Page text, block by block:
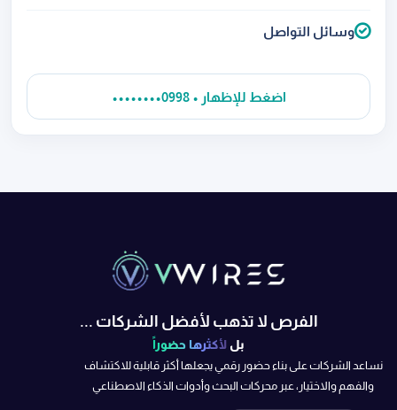
وسائل التواصل
••••••••0998 • اضغط للإظهار
الفرص لا تذهب لأفضل الشركات ...
بل لأكثرها حضوراً
نساعد الشركات على بناء حضور رقمي يجعلها أكثر قابلية للاكتشاف
والفهم والاختيار، عبر محركات البحث وأدوات الذكاء الاصطناعي